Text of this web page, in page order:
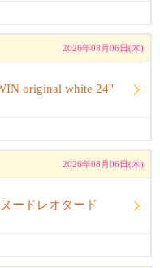
2026年08月06日(木)
original white 24"
2026年08月06日(木)
ードレオタード